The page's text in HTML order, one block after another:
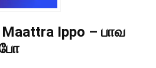
Ippo – பாவ